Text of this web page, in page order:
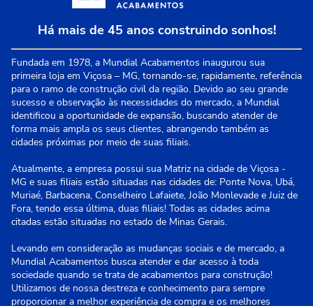
Há mais de 45 anos construindo sonhos!
Fundada em 1978, a Mundial Acabamentos inaugurou sua
primeira loja em Viçosa – MG, tornando-se, rapidamente, referência
para o ramo de construção civil da região. Devido ao seu grande
sucesso e observação às necessidades do mercado, a Mundial
identificou a oportunidade de expansão, buscando atender de
forma mais ampla os seus clientes, abrangendo também as
cidades próximas por meio de suas filiais.
Atualmente, a empresa possui sua Matriz na cidade de Viçosa -
MG e suas filiais estão situadas nas cidades de: Ponte Nova, Ubá,
Muriaé, Barbacena, Conselheiro Lafaiete, João Monlevade e Juiz de
Fora, tendo essa última, duas filiais! Todas as cidades acima
citadas estão situadas no estado de Minas Gerais.
Levando em consideração as mudanças sociais e de mercado, a
Mundial Acabamentos busca atender e dar acesso à toda
sociedade quando se trata de acabamentos para construção!
Utilizamos de nossa destreza e conhecimento para sempre
proporcionar a melhor experiência de compra e os melhores